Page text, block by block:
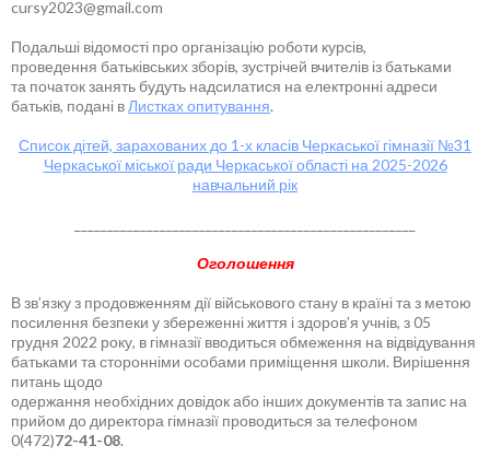
cursy2023@gmail.com
Подальші відомості про організацію роботи курсів,
проведення батьківських зборів, зустрічей вчителів із батьками
та початок занять будуть надсилатися на електронні адреси
батьків, подані в Листках опитування.
Список дітей, зарахованих до 1-х класів Черкаської гімназії №31
Черкаської міської ради Черкаської області на 2025-2026
навчальний рік
Оголошення
В зв’язку з продовженням дії військового стану в країні та з метою
посилення безпеки у збереженні життя і здоров’я учнів, з 05
грудня 2022 року, в гімназії вводиться обмеження на відвідування
батьками та сторонніми особами приміщення школи. Вирішення
питань щодо
одержання необхідних довідок або інших документів та запис на
прийом до директора гімназії проводиться за телефоном
0(472)72-41-08.